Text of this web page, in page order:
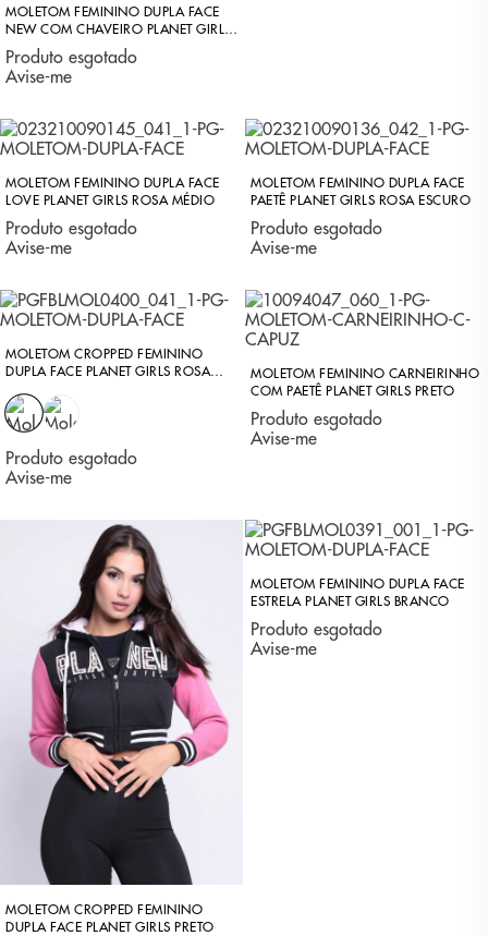
MOLETOM FEMININO DUPLA FACE
NEW COM CHAVEIRO PLANET GIRLS
ROSA MEDIO
Produto esgotado
Avise-me
MOLETOM FEMININO DUPLA FACE
LOVE PLANET GIRLS ROSA MÉDIO
Produto esgotado
Avise-me
MOLETOM FEMININO DUPLA FACE
PAETÊ PLANET GIRLS ROSA ESCURO
Produto esgotado
Avise-me
MOLETOM CROPPED FEMININO
DUPLA FACE PLANET GIRLS ROSA
Produto esgotado
Avise-me
MOLETOM FEMININO CARNEIRINHO
COM PAETÊ PLANET GIRLS PRETO
Produto esgotado
Avise-me
MOLETOM CROPPED FEMININO
DUPLA FACE PLANET GIRLS PRETO
MOLETOM FEMININO DUPLA FACE
ESTRELA PLANET GIRLS BRANCO
Produto esgotado
Avise-me